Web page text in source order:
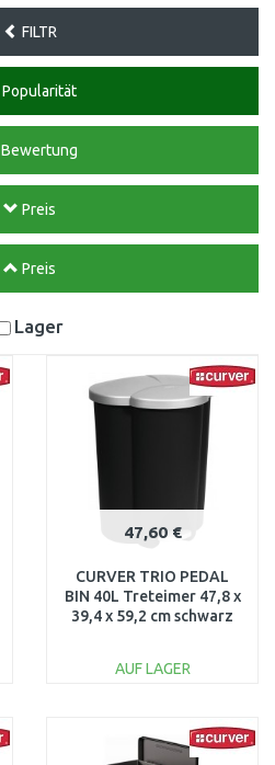
FILTR
Popularität
Bewertung
Preis
Preis
Lager
47,60 €
CURVER TRIO PEDAL
BIN 40L Treteimer 47,8 x
39,4 x 59,2 cm schwarz
AUF LAGER
Vergleichen